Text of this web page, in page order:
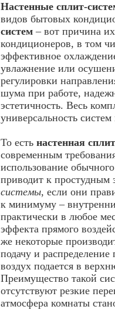
Настенные сплит-
видов бытовых
систем – вот причина
кондиционеров, в том
эффективное
увлажнение или
регулировки
шума при работе,
эстетичность. Весь
универсальность
То есть настенная
современным
использование
приводит к простудным
системы, если они
к минимуму –
практически в любое
эффекта прямого
же некоторые
подачу и
воздух подается в
Преимущество такой
отсутствуют резкие
атмосфера комнаты